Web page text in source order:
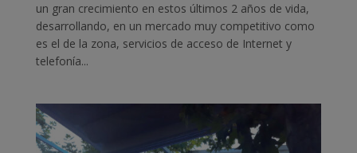
un gran crecimiento en estos últimos 2 años de vida,
desarrollando, en un mercado muy competitivo como
es el de la zona, servicios de acceso de Internet y
telefonía...